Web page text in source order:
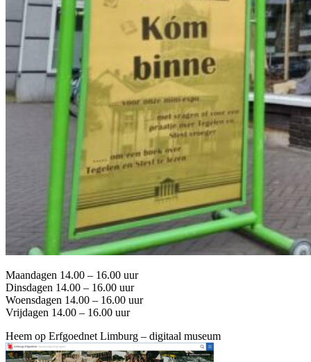
Maandagen 14.00 – 16.00 uur
Dinsdagen 14.00 – 16.00 uur
Woensdagen 14.00 – 16.00 uur
Vrijdagen 14.00 – 16.00 uur
Heem op Erfgoednet Limburg – digitaal museum